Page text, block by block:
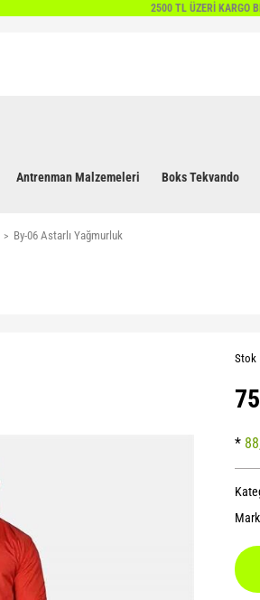
2500 TL ÜZERİ KARGO
Antrenman Malzemeleri Boks Tekvando
By-06 Astarlı Yağmurluk
Stok
*